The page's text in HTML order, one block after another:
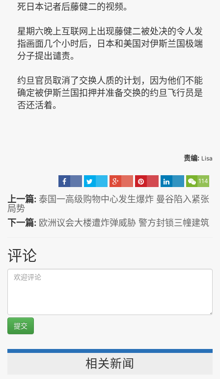
死日本记者后藤健二的视频。
星期六晚上互联网上出现藤健二被处决的令人发
指画面几个小时后，日本和美国对伊斯兰国极端
分子提出谴责。
约旦官员取消了交换人质的计划，因为他们不能
确定被伊斯兰国扣押并准备交换的约旦飞行员是
否还活着。
责编: Lisa
114
上一篇: 泰国一高级购物中心发生爆炸 曼谷陷入紧张
局势
下一篇: 欧洲议会大楼遭炸弹威胁 警方封锁三幢建筑
评论
提交
相关新闻